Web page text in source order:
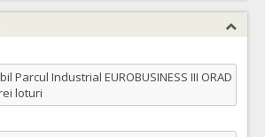
Parcul Industrial EUROBUSINESS III ORAD
loturi